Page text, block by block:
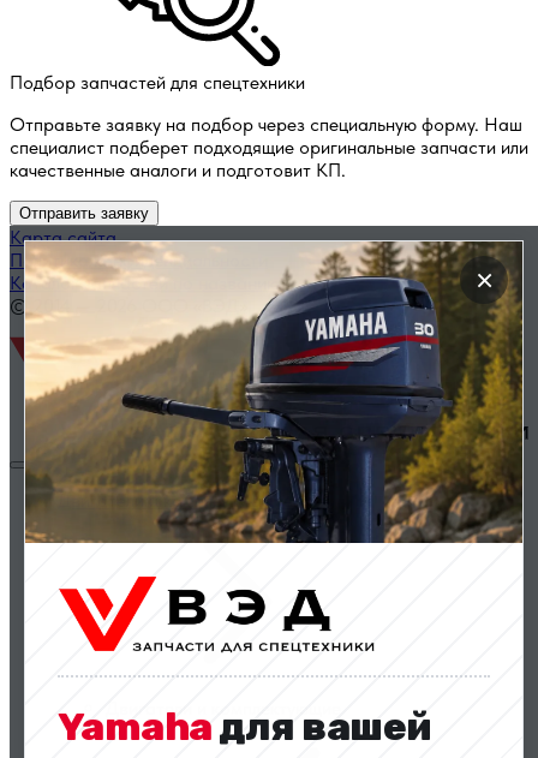
Подбор запчастей для спецтехники
Отправьте заявку на подбор через специальную форму. Наш
специалист подберет подходящие оригинальные запчасти или
качественные аналоги и подготовит КП.
Отправить заявку
×
Yamahaдля вашей
Карта сайта
Политика конфиденциальности
Каталог запчастей по названию
© 2014 — 2026 ООО «ВЭД»
Двигатели и комплектующие
Двигатели и комплектующие